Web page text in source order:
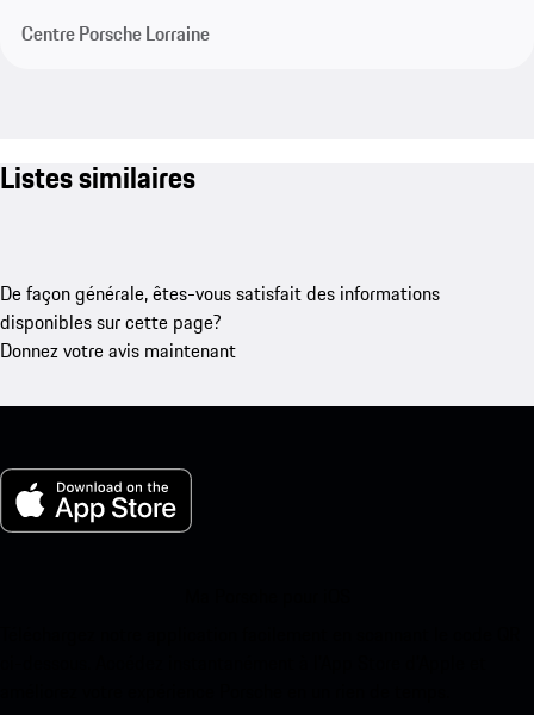
Centre Porsche Lorraine
Listes similaires
De façon générale, êtes-vous satisfait des informations
disponibles sur cette page?
Donnez votre avis maintenant